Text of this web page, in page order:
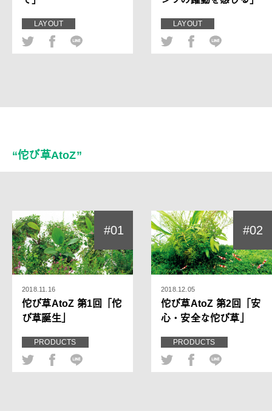
LAYOUT LAYOUT
“佗び草AtoZ”
#01
2018.11.16
佗び草AtoZ 第1回「佗
び草誕生」
PRODUCTS
#02
2018.12.05
佗び草AtoZ 第2回「安
心・安全な佗び草」
PRODUCTS